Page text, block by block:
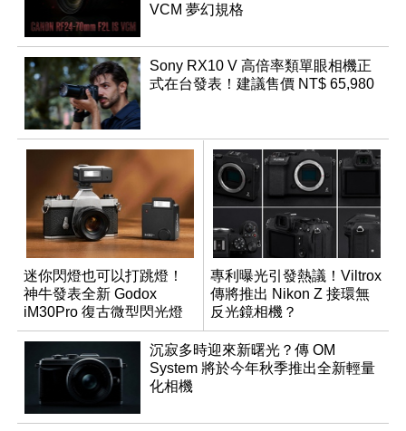
VCM 夢幻規格
Sony RX10 V 高倍率類單眼相機正
式在台發表！建議售價 NT$ 65,980
迷你閃燈也可以打跳燈！
神牛發表全新 Godox
iM30Pro 復古微型閃光燈
專利曝光引發熱議！Viltrox
傳將推出 Nikon Z 接環無
反光鏡相機？
沉寂多時迎來新曙光？傳 OM
System 將於今年秋季推出全新輕量
化相機